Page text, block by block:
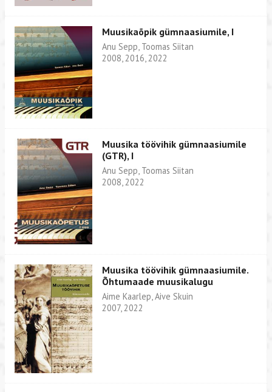
Muusikaõpik gümnaasiumile, I
Anu Sepp, Toomas Siitan
2008, 2016, 2022
Muusika töövihik gümnaasiumile
(GTR), I
Anu Sepp, Toomas Siitan
2008, 2022
Muusika töövihik gümnaasiumile.
Õhtumaade muusikalugu
Aime Kaarlep, Aive Skuin
2007, 2022